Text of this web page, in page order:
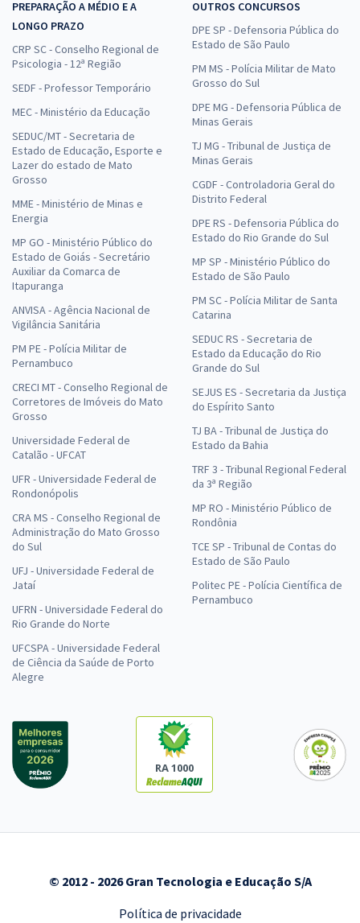
PREPARAÇÃO A MÉDIO E A
LONGO PRAZO
CRP SC - Conselho Regional de
Psicologia - 12ª Região
SEDF - Professor Temporário
MEC - Ministério da Educação
SEDUC/MT - Secretaria de
Estado de Educação, Esporte e
Lazer do estado de Mato
Grosso
MME - Ministério de Minas e
Energia
MP GO - Ministério Público do
Estado de Goiás - Secretário
Auxiliar da Comarca de
Itapuranga
ANVISA - Agência Nacional de
Vigilância Sanitária
PM PE - Polícia Militar de
Pernambuco
CRECI MT - Conselho Regional de
Corretores de Imóveis do Mato
Grosso
Universidade Federal de
Catalão - UFCAT
UFR - Universidade Federal de
Rondonópolis
CRA MS - Conselho Regional de
Administração do Mato Grosso
do Sul
UFJ - Universidade Federal de
Jataí
UFRN - Universidade Federal do
Rio Grande do Norte
UFCSPA - Universidade Federal
de Ciência da Saúde de Porto
Alegre
OUTROS CONCURSOS
DPE SP - Defensoria Pública do
Estado de São Paulo
PM MS - Polícia Militar de Mato
Grosso do Sul
DPE MG - Defensoria Pública de
Minas Gerais
TJ MG - Tribunal de Justiça de
Minas Gerais
CGDF - Controladoria Geral do
Distrito Federal
DPE RS - Defensoria Pública do
Estado do Rio Grande do Sul
MP SP - Ministério Público do
Estado de São Paulo
PM SC - Polícia Militar de Santa
Catarina
SEDUC RS - Secretaria de
Estado da Educação do Rio
Grande do Sul
SEJUS ES - Secretaria da Justiça
do Espírito Santo
TJ BA - Tribunal de Justiça do
Estado da Bahia
TRF 3 - Tribunal Regional Federal
da 3ª Região
MP RO - Ministério Público de
Rondônia
TCE SP - Tribunal de Contas do
Estado de São Paulo
Politec PE - Polícia Científica de
Pernambuco
RA 1000
© 2012 - 2026 Gran Tecnologia e Educação S/A
Política de privacidade